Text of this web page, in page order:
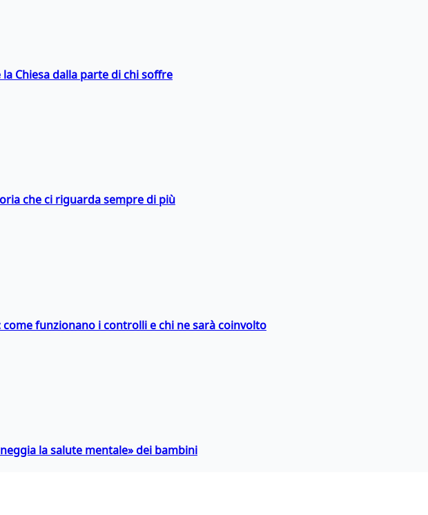
Chiesa dalla parte di chi soffre
che ci riguarda sempre di più
come funzionano i controlli e chi ne sarà coinvolto
la salute mentale» dei bambini